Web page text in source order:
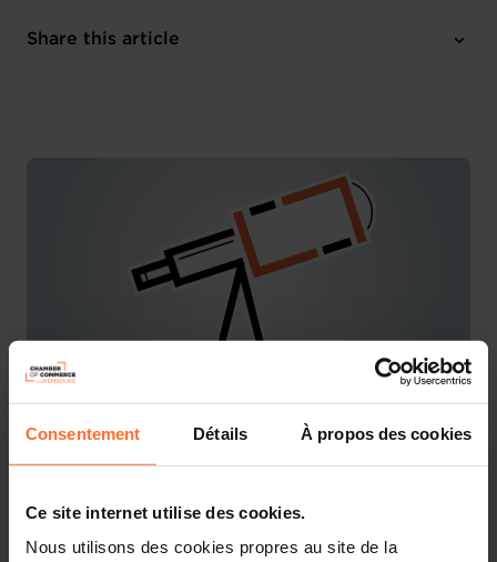
Consentement Détails À propos des cookies
Ce site internet utilise des cookies.
Nous utilisons des cookies propres au site de la
Online Workshop
Register here
Share this article
You are starting a business from scratch or buying an
existing one in Luxembourg? Let’s get guided by the
point of contact for entrepreneurs.